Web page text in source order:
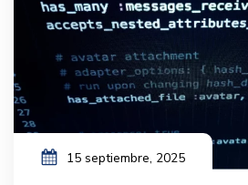
15 septiembre, 2025